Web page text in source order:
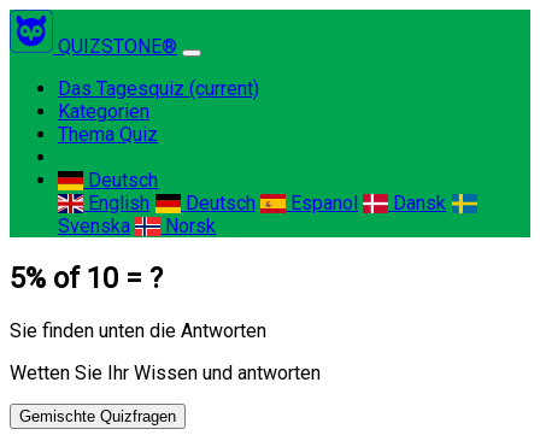
QUIZSTONE®
Das Tagesquiz (current)
Kategorien
Thema Quiz
Deutsch
English
Deutsch Espanol
Dansk
Svenska
Norsk
5% of 10 = ?
Sie finden unten die Antworten
Wetten Sie Ihr Wissen und antworten
Gemischte Quizfragen